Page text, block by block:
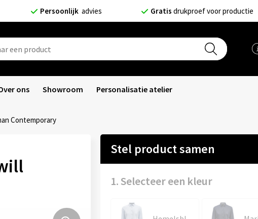
Persoonlijk advies Gratis drukproef voor productie
ons Showroom Personalisatie atelier
Contemporary
Stel product samen
1. Selecteer een kleur